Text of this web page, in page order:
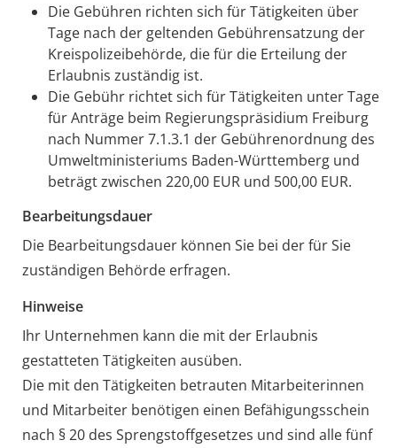
Die Gebühren richten sich für Tätigkeiten über
Tage nach der geltenden Gebührensatzung der
Kreispolizeibehörde, die für die Erteilung der
Erlaubnis zuständig ist.
Die Gebühr richtet sich für Tätigkeiten unter Tage
für Anträge beim Regierungspräsidium Freiburg
nach Nummer 7.1.3.1 der Gebührenordnung des
Umweltministeriums Baden-Württemberg und
beträgt zwischen 220,00 EUR und 500,00 EUR.
Bearbeitungsdauer
Die Bearbeitungsdauer können Sie bei der für Sie
zuständigen Behörde erfragen.
Hinweise
Ihr Unternehmen kann die mit der Erlaubnis
gestatteten Tätigkeiten ausüben.
Die mit den Tätigkeiten betrauten Mitarbeiterinnen
und Mitarbeiter benötigen einen Befähigungsschein
nach § 20 des Sprengstoffgesetzes und sind alle fünf